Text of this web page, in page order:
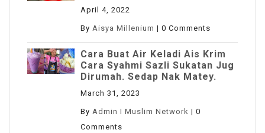
April 4, 2022
By Aisya Millenium | 0 Comments
Cara Buat Air Keladi Ais Krim
Cara Syahmi Sazli Sukatan Jug
Dirumah. Sedap Nak Matey.
March 31, 2023
By Admin I Muslim Network | 0
Comments